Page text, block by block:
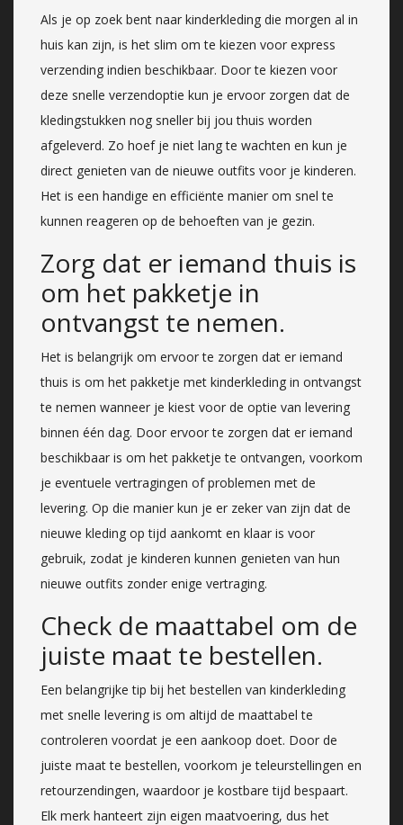
Als je op zoek bent naar kinderkleding die morgen al in
huis kan zijn, is het slim om te kiezen voor express
verzending indien beschikbaar. Door te kiezen voor
deze snelle verzendoptie kun je ervoor zorgen dat de
kledingstukken nog sneller bij jou thuis worden
afgeleverd. Zo hoef je niet lang te wachten en kun je
direct genieten van de nieuwe outfits voor je kinderen.
Het is een handige en efficiënte manier om snel te
kunnen reageren op de behoeften van je gezin.
Zorg dat er iemand thuis is
om het pakketje in
ontvangst te nemen.
Het is belangrijk om ervoor te zorgen dat er iemand
thuis is om het pakketje met kinderkleding in ontvangst
te nemen wanneer je kiest voor de optie van levering
binnen één dag. Door ervoor te zorgen dat er iemand
beschikbaar is om het pakketje te ontvangen, voorkom
je eventuele vertragingen of problemen met de
levering. Op die manier kun je er zeker van zijn dat de
nieuwe kleding op tijd aankomt en klaar is voor
gebruik, zodat je kinderen kunnen genieten van hun
nieuwe outfits zonder enige vertraging.
Check de maattabel om de
juiste maat te bestellen.
Een belangrijke tip bij het bestellen van kinderkleding
met snelle levering is om altijd de maattabel te
controleren voordat je een aankoop doet. Door de
juiste maat te bestellen, voorkom je teleurstellingen en
retourzendingen, waardoor je kostbare tijd bespaart.
Elk merk hanteert zijn eigen maatvoering, dus het